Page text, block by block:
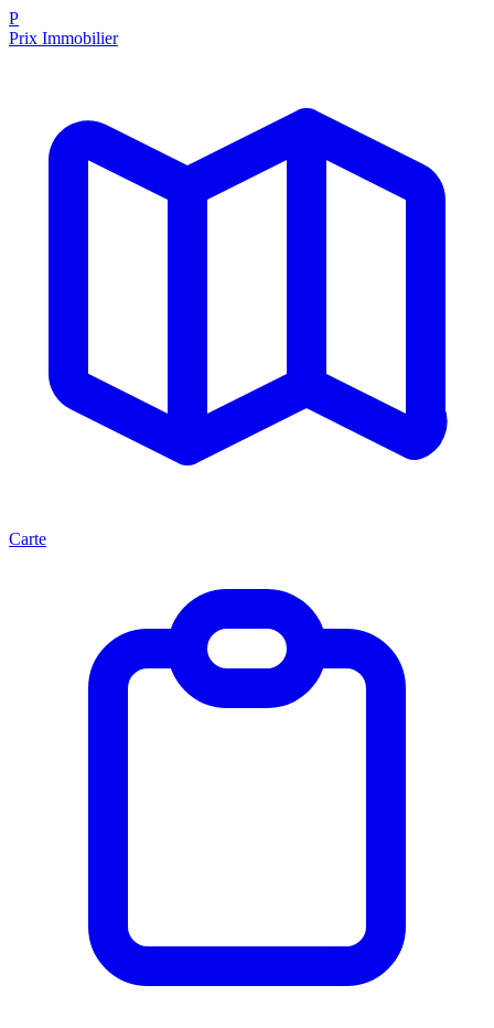
P
Prix Immobilier
Carte